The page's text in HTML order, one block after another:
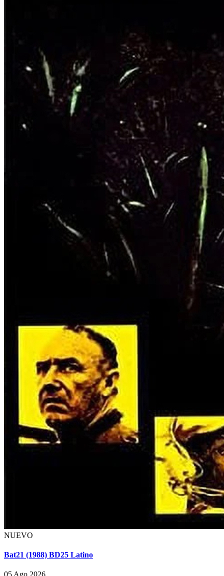
NUEVO
Bat21 (1988) BD25 Latino
05 Ago 2026